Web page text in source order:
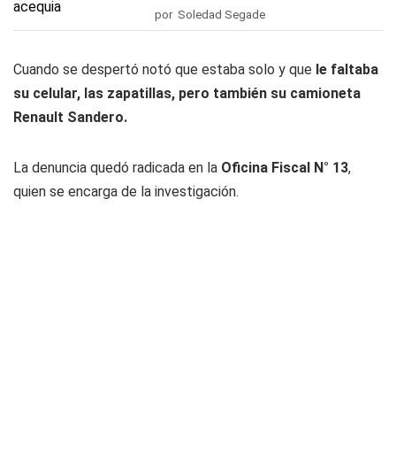
por Soledad Segade
Cuando se despertó notó que estaba solo y que le faltaba
su celular, las zapatillas, pero también su camioneta
Renault Sandero.
La denuncia quedó radicada en la Oficina Fiscal N° 13,
quien se encarga de la investigación.